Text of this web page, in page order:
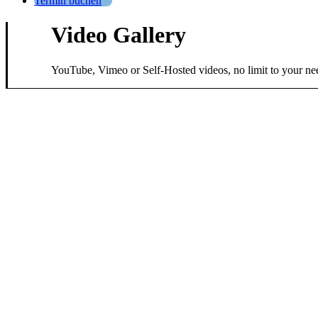
Video Gallery
YouTube, Vimeo or Self-Hosted videos, no limit to your